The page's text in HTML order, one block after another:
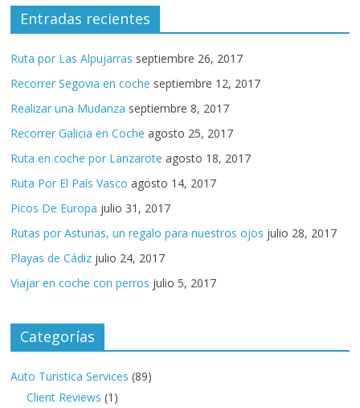
Entradas recientes
Ruta por Las Alpujarras septiembre 26, 2017
Recorrer Segovia en coche septiembre 12, 2017
Realizar una Mudanza septiembre 8, 2017
Recorrer Galicia en Coche agosto 25, 2017
Ruta en coche por Lanzarote agosto 18, 2017
Ruta Por El País Vasco agosto 14, 2017
Picos De Europa julio 31, 2017
Rutas por Asturias, un regalo para nuestros ojos julio 28, 2017
Playas de Cádiz julio 24, 2017
Viajar en coche con perros julio 5, 2017
Categorías
Auto Turistica Services (89)
Client Reviews (1)